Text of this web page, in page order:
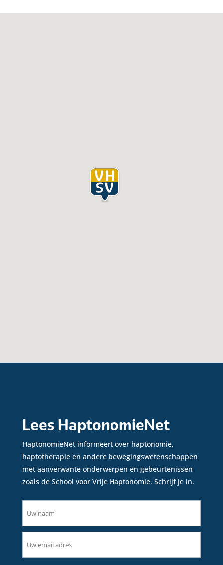
Lees HaptonomieNet
HaptonomieNet informeert over haptonomie,
haptotherapie en andere bewegingswetenschappen
met aanverwante onderwerpen en gebeurtenissen
zoals de School voor Vrije Haptonomie. Schrijf je in.